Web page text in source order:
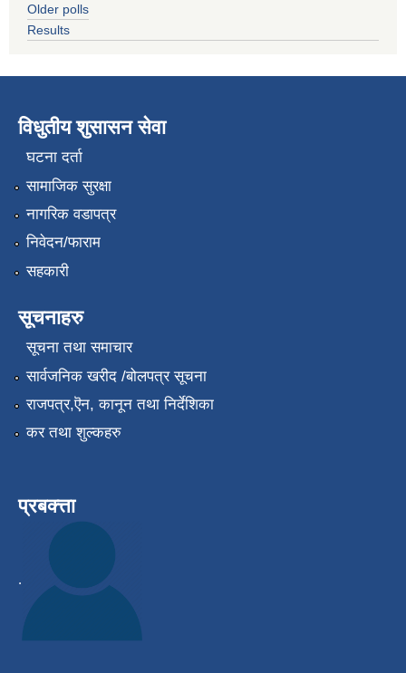
Older polls
Results
विधुतीय शुसासन सेवा
घटना दर्ता
सामाजिक सुरक्षा
नागरिक वडापत्र
निवेदन/फाराम
सहकारी
सूचनाहरु
सूचना तथा समाचार
सार्वजनिक खरीद /बोलपत्र सूचना
राजपत्र,ऎन, कानून तथा निर्देशिका
कर तथा शुल्कहरु
प्रबक्त्ता
.